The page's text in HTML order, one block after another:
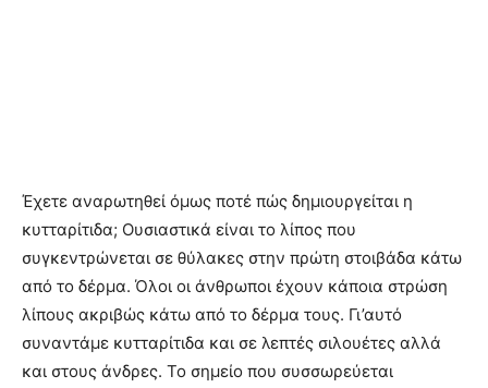
Έχετε αναρωτηθεί όμως ποτέ πώς δημιουργείται η
κυτταρίτιδα; Ουσιαστικά είναι το λίπος που
συγκεντρώνεται σε θύλακες στην πρώτη στοιβάδα κάτω
από το δέρμα. Όλοι οι άνθρωποι έχουν κάποια στρώση
λίπους ακριβώς κάτω από το δέρμα τους. Γι’αυτό
συναντάμε κυτταρίτιδα και σε λεπτές σιλουέτες αλλά
και στους άνδρες. Το σημείο που συσσωρεύεται